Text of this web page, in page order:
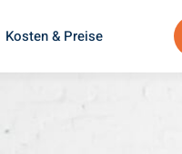
Kosten & Preise